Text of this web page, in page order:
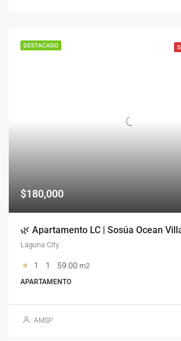
DESTACADO
$180,000
🌿 Apartamento LC | Sosúa Ocean
Laguna City
1 1 59.00 m2
APARTAMENTO
AMSP